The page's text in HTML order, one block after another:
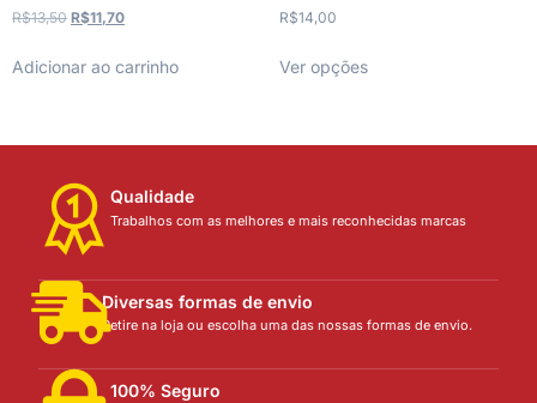
R$13,50 R$11,70
Adicionar ao carrinho
R$14,00
Ver opções
Qualidade
Trabalhos com as melhores e mais reconhecidas marcas
Diversas formas de envio
Retire na loja ou escolha uma das nossas formas de envio.
100% Seguro